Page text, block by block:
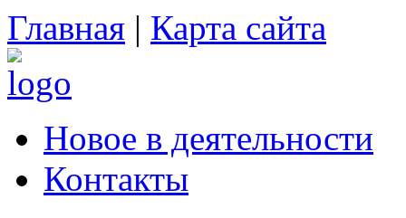
Главная | Карта сайта
Новое в деятельности
Контакты